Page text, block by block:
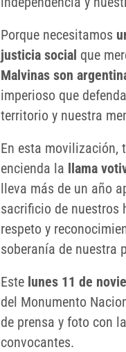
Porque necesitamos
justicia social que
Malvinas son
imperioso que
territorio y nuestra
En esta movilización,
encienda la llama
lleva más de un año
sacrificio de nuestros
respeto y
soberanía de nuestra
Este lunes 11 de
del Monumento
de prensa y foto con
convocantes.